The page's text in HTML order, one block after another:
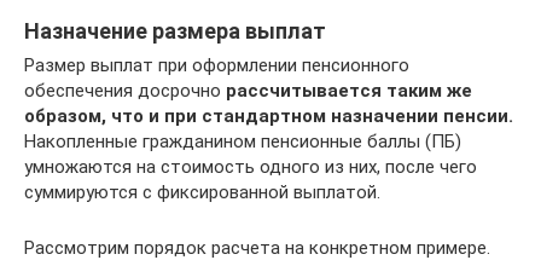
Назначение размера выплат
Размер выплат при оформлении пенсионного
обеспечения досрочно рассчитывается таким же
образом, что и при стандартном назначении пенсии.
Накопленные гражданином пенсионные баллы (ПБ)
умножаются на стоимость одного из них, после чего
суммируются с фиксированной выплатой.
Рассмотрим порядок расчета на конкретном примере.